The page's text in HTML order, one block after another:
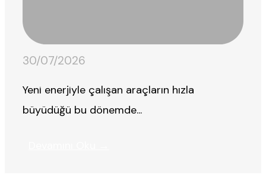
30/07/2026
Yeni enerjiyle çalışan araçların hızla
büyüdüğü bu dönemde...